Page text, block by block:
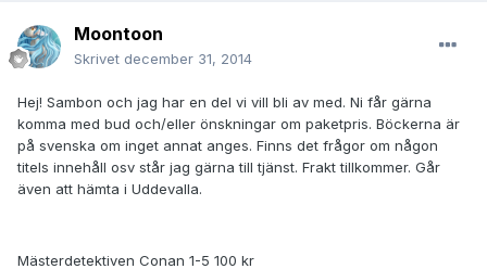
Moontoon
Skrivet december 31, 2014
Hej! Sambon och jag har en del vi vill bli av med. Ni får gärna
komma med bud och/eller önskningar om paketpris. Böckerna är
på svenska om inget annat anges. Finns det frågor om någon
titels innehåll osv står jag gärna till tjänst. Frakt tillkommer. Går
även att hämta i Uddevalla.
Mästerdetektiven Conan 1-5 100 kr